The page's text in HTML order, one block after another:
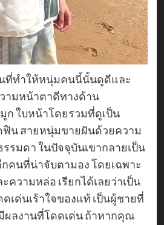
ที่ทำให้หนุ่มคนนี้นั้นดูดีและ
ามหน้าตาดีทางด้าน
ก ใบหน้าโดยรวมที่ดูเป็น
น สายหนุ่มขายฝันด้วยความ
รมดา ในปัจจุบันเขากลายเป็น
คนที่น่าจับตามอง โดยเฉพาะ
ความหล่อ เรียกได้เลยว่าเป็น
เด่นเร้าใจของแท้ เป็นผู้ชายที่
ลงานที่โดดเด่น ถ้าหากคุณ